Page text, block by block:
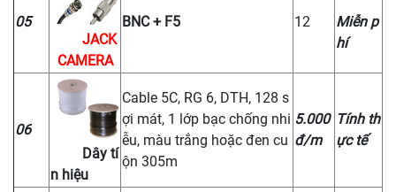
05
JACK
CAMERA
BNC + F5 12
Miễn p
hí
06
Dây tí
n hiệu
Cable 5C, RG 6, DTH, 128 s
ợi mát, 1 lớp bạc chống nhi
ễu, màu trắng hoặc đen cu
ộn 305m
5.000
đ/m
Tính th
ực tế